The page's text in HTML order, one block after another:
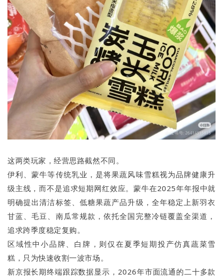
这两类玩家，经营思路截然不同。
伊利、蒙牛等传统乳业，是将果蔬风味雪糕视为品牌健康升
级主线，而不是追求短期网红效应。蒙牛在2025年年报中就
明确提出清洁标签、低糖果蔬产品升级，全年稳定上新羽衣
甘蓝、毛豆、南瓜常规款，依托全国完整冷链覆盖全渠道，
追求跨季度稳定复购。
区域性中小品牌、白牌，则仅在夏季短期投产仿真蔬菜雪
糕，只为快速收割一波市场。
新京报长期终端跟踪数据显示，2026年市面流通的二十多款